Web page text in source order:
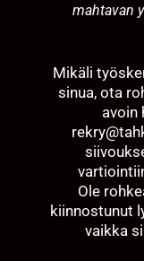
mahtavan
Mikäli
sinua, ota
avoin
Ole
kiinnostunut
vaikka